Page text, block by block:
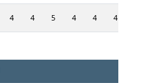
4 4 5 4 4 4